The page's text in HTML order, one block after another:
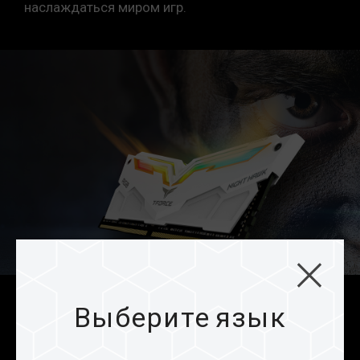
процессор поддерживают соответствующие
Модули памяти TEAMGROUP тестируются в
условиях нормального напряжения. При
неисправностями процессора или
материнской платы, обратитесь в
соответствующую службу послепродажного
обслуживания производителя процессора
или материнской платы.
наслаждаться миром игр.
Эксклюзивный дизайн
Выберите язык